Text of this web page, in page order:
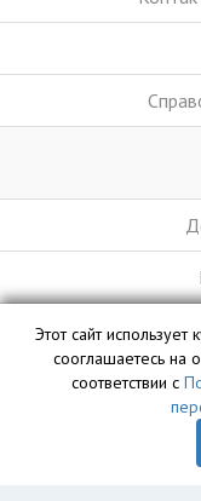
База данных сайта
собственностью
Этот сайт
сооглашаетесь на
соответствии с